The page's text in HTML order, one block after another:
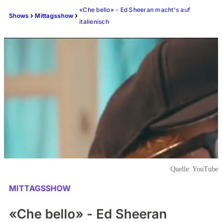
Shows Mittagsshow
«Che bello» - Ed Sheeran macht's auf
italienisch
Quelle: YouTube
MITTAGSSHOW
«Che bello» - Ed Sheeran